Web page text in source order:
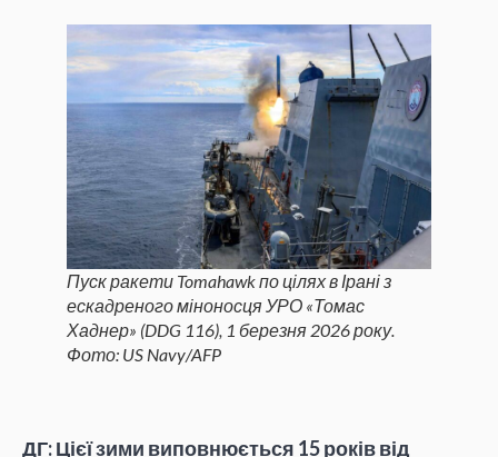
Пуск ракети Tomahawk по цілях в Ірані з
ескадреного міноносця УРО «Томас
Хаднер» (DDG 116), 1 березня 2026 року.
Фото: US Navy/AFP
ДГ: Цієї зими виповнюється 15 років від